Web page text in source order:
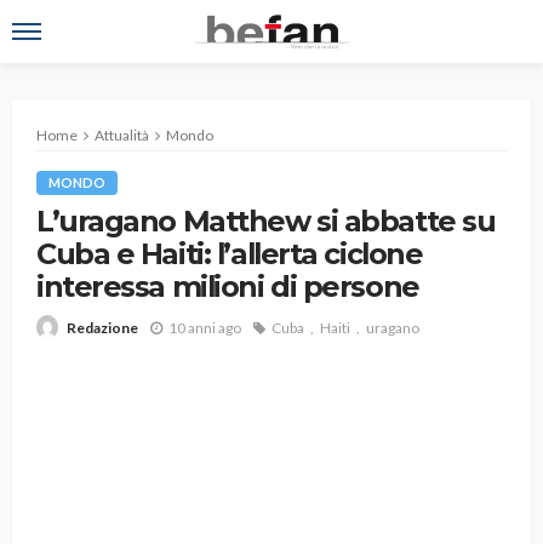
Home Attualità Mondo
MONDO
L’uragano Matthew si abbatte su
Cuba e Haiti: l’allerta ciclone
interessa milioni di persone
Redazione 10 anni ago Cuba Haiti uragano